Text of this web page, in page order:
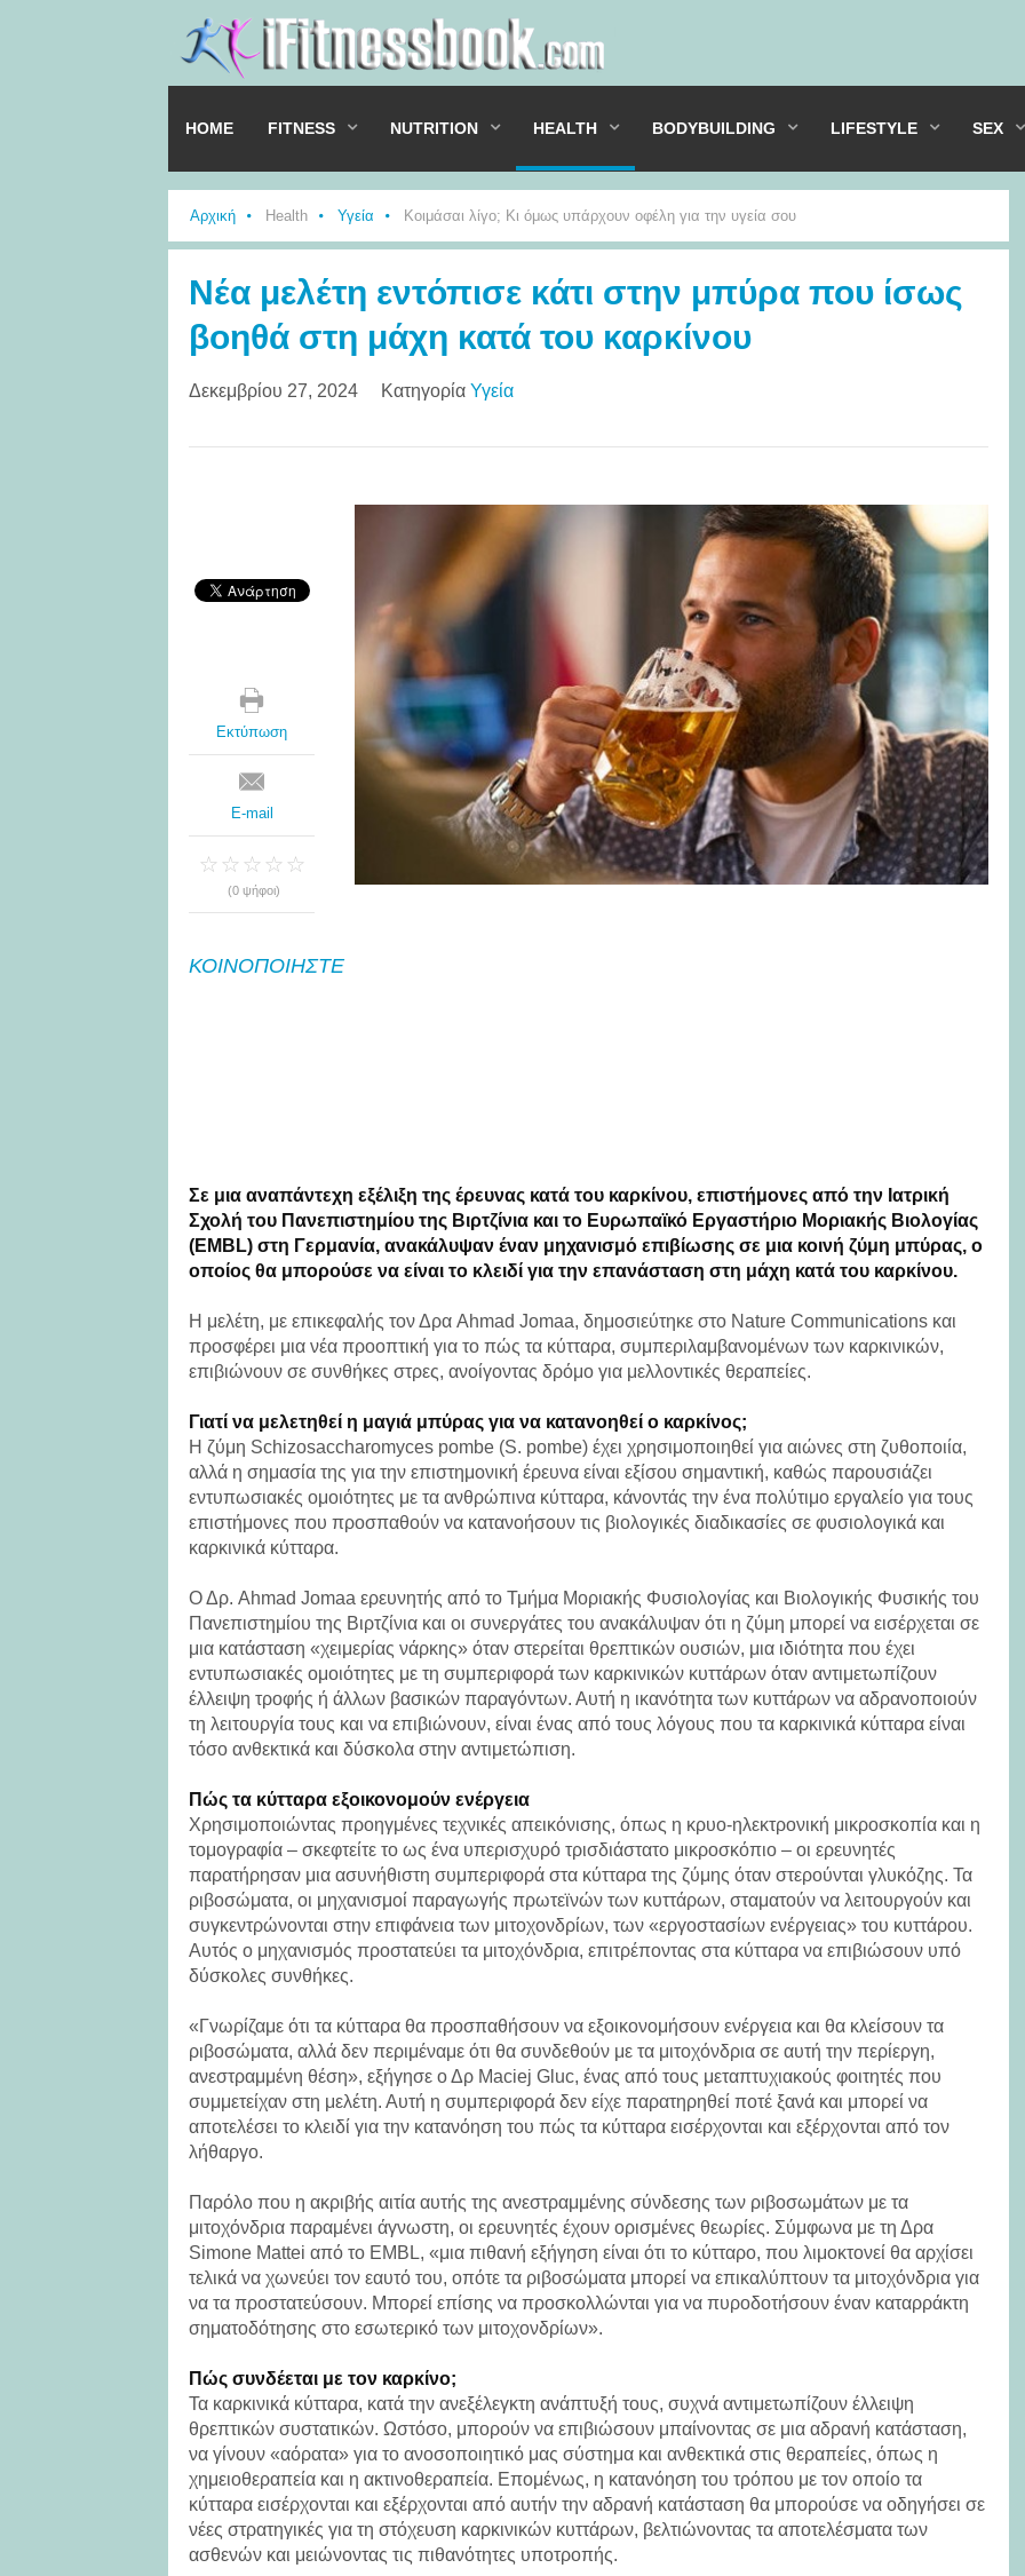
HOME FITNESS NUTRITION HEALTH BODYBUILDING LIFESTYLE SEX
Αρχική Health Υγεία Κοιμάσαι λίγο; Κι όμως υπάρχουν οφέλη για την υγεία σου
Νέα μελέτη εντόπισε κάτι στην μπύρα που ίσως
βοηθά στη μάχη κατά του καρκίνου
Δεκεμβρίου 27, 2024 Κατηγορία Υγεία
Εκτύπωση
E-mail
(0 ψήφοι)
ΚΟΙΝΟΠΟΙΗΣΤΕ
Σε μια αναπάντεχη εξέλιξη της έρευνας κατά του καρκίνου, επιστήμονες από την Ιατρική
Σχολή του Πανεπιστημίου της Βιρτζίνια και το Ευρωπαϊκό Εργαστήριο Μοριακής Βιολογίας
(EMBL) στη Γερμανία, ανακάλυψαν έναν μηχανισμό επιβίωσης σε μια κοινή ζύμη μπύρας, ο
οποίος θα μπορούσε να είναι το κλειδί για την επανάσταση στη μάχη κατά του καρκίνου.
Η μελέτη, με επικεφαλής τον Δρα Ahmad Jomaa, δημοσιεύτηκε στο Nature Communications και
προσφέρει μια νέα προοπτική για το πώς τα κύτταρα, συμπεριλαμβανομένων των καρκινικών,
επιβιώνουν σε συνθήκες στρες, ανοίγοντας δρόμο για μελλοντικές θεραπείες.
Γιατί να μελετηθεί η μαγιά μπύρας για να κατανοηθεί ο καρκίνος;
Η ζύμη Schizosaccharomyces pombe (S. pombe) έχει χρησιμοποιηθεί για αιώνες στη ζυθοποιία,
αλλά η σημασία της για την επιστημονική έρευνα είναι εξίσου σημαντική, καθώς παρουσιάζει
εντυπωσιακές ομοιότητες με τα ανθρώπινα κύτταρα, κάνοντάς την ένα πολύτιμο εργαλείο για τους
επιστήμονες που προσπαθούν να κατανοήσουν τις βιολογικές διαδικασίες σε φυσιολογικά και
καρκινικά κύτταρα.
Ο Δρ. Ahmad Jomaa ερευνητής από το Τμήμα Μοριακής Φυσιολογίας και Βιολογικής Φυσικής του
Πανεπιστημίου της Βιρτζίνια και οι συνεργάτες του ανακάλυψαν ότι η ζύμη μπορεί να εισέρχεται σε
μια κατάσταση «χειμερίας νάρκης» όταν στερείται θρεπτικών ουσιών, μια ιδιότητα που έχει
εντυπωσιακές ομοιότητες με τη συμπεριφορά των καρκινικών κυττάρων όταν αντιμετωπίζουν
έλλειψη τροφής ή άλλων βασικών παραγόντων. Αυτή η ικανότητα των κυττάρων να αδρανοποιούν
τη λειτουργία τους και να επιβιώνουν, είναι ένας από τους λόγους που τα καρκινικά κύτταρα είναι
τόσο ανθεκτικά και δύσκολα στην αντιμετώπιση.
Πώς τα κύτταρα εξοικονομούν ενέργεια
Χρησιμοποιώντας προηγμένες τεχνικές απεικόνισης, όπως η κρυο-ηλεκτρονική μικροσκοπία και η
τομογραφία – σκεφτείτε το ως ένα υπερισχυρό τρισδιάστατο μικροσκόπιο – οι ερευνητές
παρατήρησαν μια ασυνήθιστη συμπεριφορά στα κύτταρα της ζύμης όταν στερούνται γλυκόζης. Τα
ριβοσώματα, οι μηχανισμοί παραγωγής πρωτεϊνών των κυττάρων, σταματούν να λειτουργούν και
συγκεντρώνονται στην επιφάνεια των μιτοχονδρίων, των «εργοστασίων ενέργειας» του κυττάρου.
Αυτός ο μηχανισμός προστατεύει τα μιτοχόνδρια, επιτρέποντας στα κύτταρα να επιβιώσουν υπό
δύσκολες συνθήκες.
«Γνωρίζαμε ότι τα κύτταρα θα προσπαθήσουν να εξοικονομήσουν ενέργεια και θα κλείσουν τα
ριβοσώματα, αλλά δεν περιμέναμε ότι θα συνδεθούν με τα μιτοχόνδρια σε αυτή την περίεργη,
ανεστραμμένη θέση», εξήγησε ο Δρ Maciej Gluc, ένας από τους μεταπτυχιακούς φοιτητές που
συμμετείχαν στη μελέτη. Αυτή η συμπεριφορά δεν είχε παρατηρηθεί ποτέ ξανά και μπορεί να
αποτελέσει το κλειδί για την κατανόηση του πώς τα κύτταρα εισέρχονται και εξέρχονται από τον
λήθαργο.
Παρόλο που η ακριβής αιτία αυτής της ανεστραμμένης σύνδεσης των ριβοσωμάτων με τα
μιτοχόνδρια παραμένει άγνωστη, οι ερευνητές έχουν ορισμένες θεωρίες. Σύμφωνα με τη Δρα
Simone Mattei από το EMBL, «μια πιθανή εξήγηση είναι ότι το κύτταρο, που λιμοκτονεί θα αρχίσει
τελικά να χωνεύει τον εαυτό του, οπότε τα ριβοσώματα μπορεί να επικαλύπτουν τα μιτοχόνδρια για
να τα προστατεύσουν. Μπορεί επίσης να προσκολλώνται για να πυροδοτήσουν έναν καταρράκτη
σηματοδότησης στο εσωτερικό των μιτοχονδρίων».
Πώς συνδέεται με τον καρκίνο;
Τα καρκινικά κύτταρα, κατά την ανεξέλεγκτη ανάπτυξή τους, συχνά αντιμετωπίζουν έλλειψη
θρεπτικών συστατικών. Ωστόσο, μπορούν να επιβιώσουν μπαίνοντας σε μια αδρανή κατάσταση,
να γίνουν «αόρατα» για το ανοσοποιητικό μας σύστημα και ανθεκτικά στις θεραπείες, όπως η
χημειοθεραπεία και η ακτινοθεραπεία. Επομένως, η κατανόηση του τρόπου με τον οποίο τα
κύτταρα εισέρχονται και εξέρχονται από αυτήν την αδρανή κατάσταση θα μπορούσε να οδηγήσει σε
νέες στρατηγικές για τη στόχευση καρκινικών κυττάρων, βελτιώνοντας τα αποτελέσματα των
ασθενών και μειώνοντας τις πιθανότητες υποτροπής.